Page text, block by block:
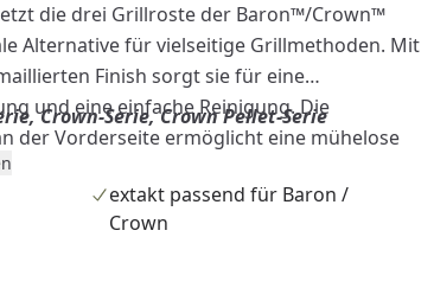
die drei Grillroste der Baron™/Crown™
Alternative für vielseitige Grillmethoden. Mit
Finish sorgt sie für eine
und eine einfache Reinigung. Die
der Vorderseite ermöglicht eine mühelose
Fett und sorgt für eine saubere und
Plancha ist die perfekte Wahl für alle, die
ihre Grillgeräte suchen.
Crown-Serie, Crown Pellet-Serie
extakt passend für Baron /
Crown